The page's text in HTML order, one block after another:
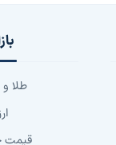
طلا
ارز
قیمت